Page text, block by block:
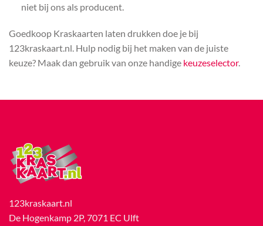
niet bij ons als producent.
Goedkoop Kraskaarten laten drukken doe je bij
123kraskaart.nl. Hulp nodig bij het maken van de juiste
keuze? Maak dan gebruik van onze handige keuzeselector.
123kraskaart.nl
De Hogenkamp 2P, 7071 EC Ulft